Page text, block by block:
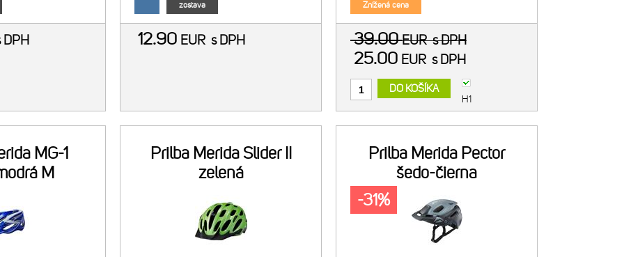
DPH
zostava
12.90 EUR s DPH
upínací systém
Znížená cena
39.00EURs DPH
25.00 EUR s DPH
DO KOŠÍKA
H1
MG-1
M
Prilba Merida Slider II
zelená
Prilba Merida Pector
šedo-čierna
-31%